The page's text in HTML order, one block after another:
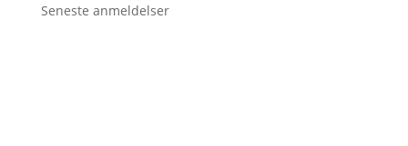
Seneste anmeldelser